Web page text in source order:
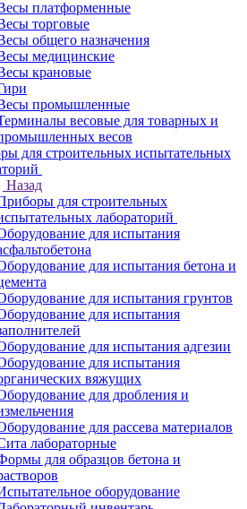
платформенные
торговые
общего назначения
медицинские
крановые
промышленные
весовые для товарных и
весов
для строительных испытательных
Назад
для строительных
лабораторий
для испытания
для испытания бетона и
для испытания грунтов
для испытания
для испытания адгезии
для испытания
вяжущих
для дробления и
для рассева материалов
лабораторные
для образцов бетона и
оборудование